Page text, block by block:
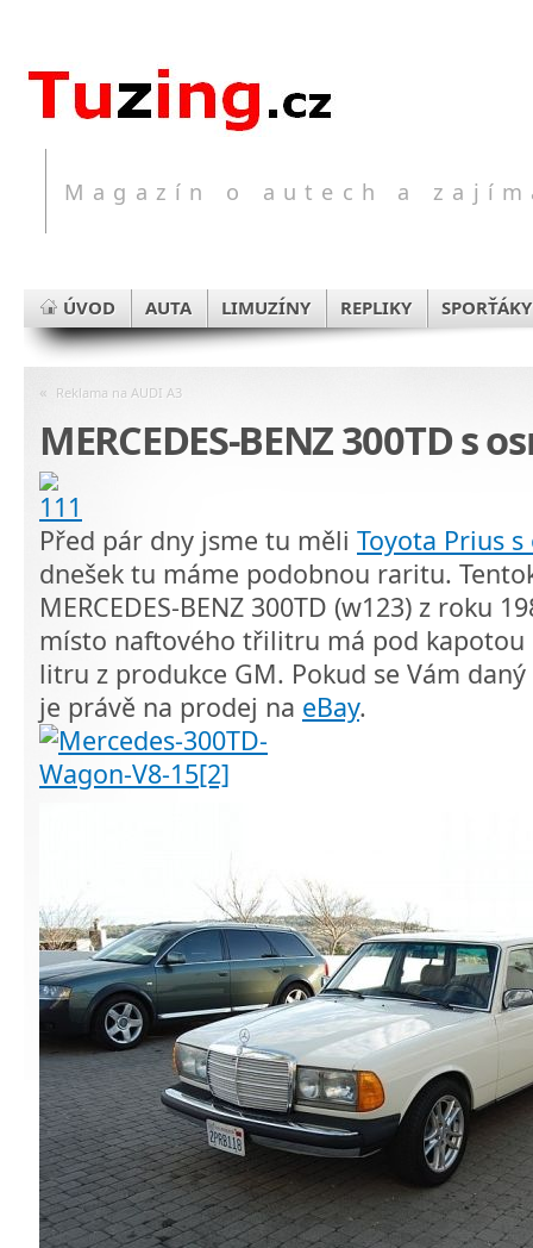
Magazín o autech a
ÚVOD AUTA LIMUZÍNY REPLIKY SPORŤÁKY
« Reklama na AUDI A3
MERCEDES-BENZ 300TD s
Před pár dny jsme tu měli Toyota Prius
dnešek tu máme podobnou raritu.
MERCEDES-BENZ 300TD (w123) z roku
místo naftového třilitru má pod kapotou
litru z produkce GM. Pokud se Vám
je právě na prodej na eBay.